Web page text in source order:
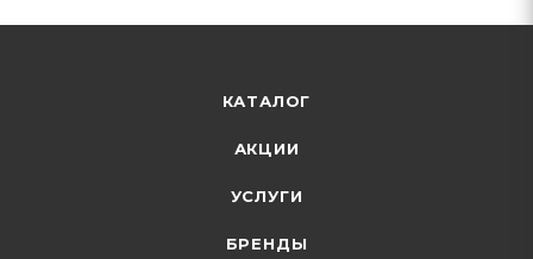
КАТАЛОГ
АКЦИИ
УСЛУГИ
БРЕНДЫ